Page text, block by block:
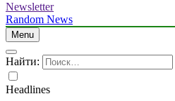
Newsletter
Random News
Menu
Найти:
Headlines